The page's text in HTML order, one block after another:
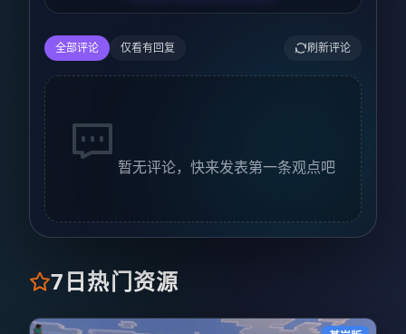
全部评论 仅看有回复 刷新评论
暂无评论，快来发表第一条观点吧
7日热门资源